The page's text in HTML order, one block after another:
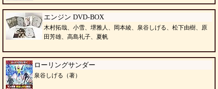
エンジン DVD-BOX
木村拓哉、小雪、堺雅人、岡本綾、泉谷しげる、松下由樹、原
田芳雄、高島礼子、夏帆
ローリングサンダー
泉谷しげる（著）